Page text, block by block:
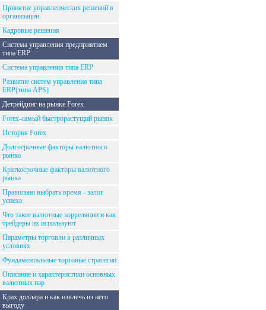
Принятие управленческих решений в
организации
Кадровые решения
Система управления предприятием
типа ERP
Система управления типа ERP
Развитие систем управления типа
ERP(типа APS)
Детрейдинг на рынке Forex
Forex-самый быстрорастущий рынок
История Forex
Долгосрочные факторы валютного
рынка
Краткосрочные факторы валютного
рынка
Правильно выбрать время - залог
успеха
Что такое валютные корреляции и как
трейдеры их используют
Параметры торговли в различных
условиях
Фундаментальные торговые стратегии
Описание и характеристики основных
валютных пар
Крах доллара и как извлечь из него
выгоду